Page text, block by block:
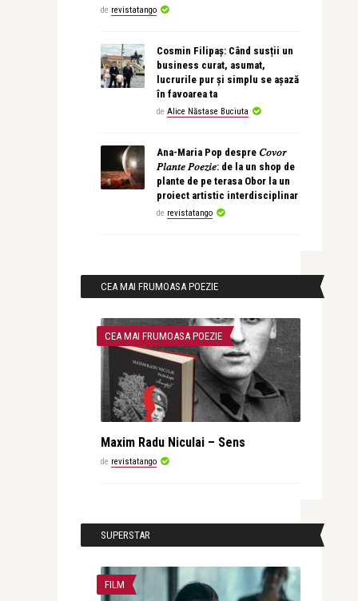
de revistatango
Cosmin Filipaș: Când susții un
business curat, asumat,
lucrurile pur și simplu se așază
în favoarea ta
de Alice Năstase Buciuta
Ana-Maria Pop despre 𝐶𝑜𝑣𝑜𝑟
𝑃𝑙𝑎𝑛𝑡𝑒 𝑃𝑜𝑒𝑧𝑖𝑒: de la un shop de
plante de pe terasa Obor la un
proiect artistic interdisciplinar
de revistatango
CEA MAI FRUMOASA POEZIE
CEA MAI FRUMOASA POEZIE
Maxim Radu Niculai – Sens
de revistatango
SUPERSTAR
FILM